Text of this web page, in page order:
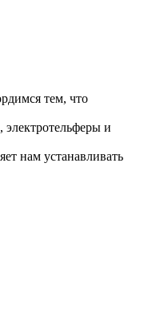
тем, что
и
нам устанавливать